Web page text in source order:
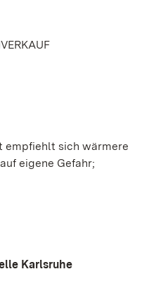
empfiehlt sich wärmere
eigene Gefahr;
Karlsruhe